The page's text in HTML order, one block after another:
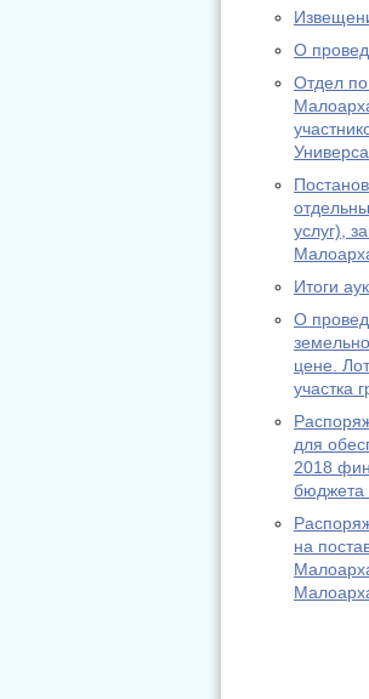
О
Отдел
услуг),
Итоги
О
цене.
участка
для
2018
бюджета
на